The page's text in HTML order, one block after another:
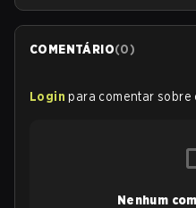
COMENTÁRIO(0)
Login para comentar sobre
Nenhum